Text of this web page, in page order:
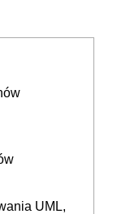
UML,